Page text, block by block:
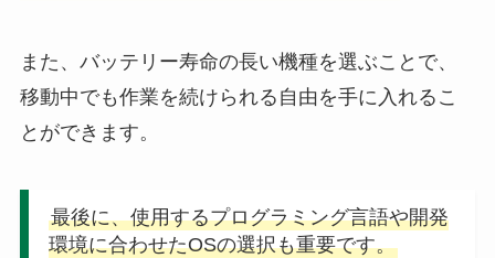
また、バッテリー寿命の長い機種を選ぶことで、
移動中でも作業を続けられる自由を手に入れるこ
とができます。
最後に、使用するプログラミング言語や開発
環境に合わせたOSの選択も重要です。